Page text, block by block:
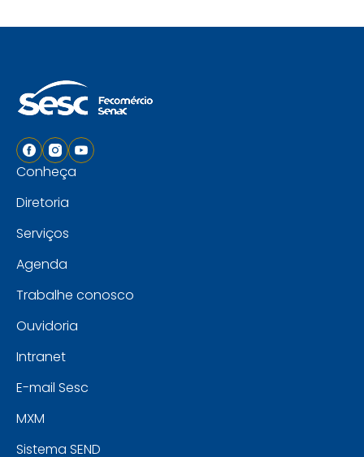
Conheça
Diretoria
Serviços
Agenda
Trabalhe conosco
Ouvidoria
Intranet
E-mail Sesc
MXM
Sistema SEND